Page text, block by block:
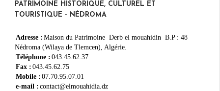
PATRIMOINE HISTORIQUE, CULTUREL ET
TOURISTIQUE - NÉDROMA
Adresse : Maison du Patrimoine Derb el mouahidin B.P : 48
Nédroma (Wilaya de Tlemcen), Algérie.
Téléphone : 043.45.62.37
Fax : 043.45.62.75
Mobile : 07.70.95.07.01
e-mail : contact@elmouahidia.dz